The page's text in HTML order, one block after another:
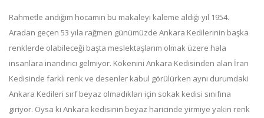
Rahmetle andığım hocamın bu makaleyi kaleme aldığı yıl 1954.
Aradan geçen 53 yıla rağmen günümüzde Ankara Kedilerinin başka
renklerde olabileceği başta meslektaşlarım olmak üzere hala
insanlara inandırıcı gelmiyor. Kökenini Ankara Kedisinden alan İran
Kedisinde farklı renk ve desenler kabul görülürken aynı durumdaki
Ankara Kedileri sırf beyaz olmadıkları için sokak kedisi sınıfına
giriyor. Oysa ki Ankara kedisinin beyaz haricinde yirmiye yakın renk